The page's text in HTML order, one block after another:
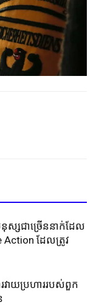
សជាច្រើននាក់ដែល
Action ដែលត្រូវ
វាយប្រហាររបស់ពួក